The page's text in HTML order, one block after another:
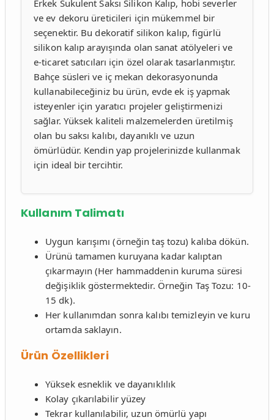
Erkek Sukulent Saksı Silikon Kalıp, hobi severler
ve ev dekoru üreticileri için mükemmel bir
seçenektir. Bu dekoratif silikon kalıp, figürlü
silikon kalıp arayışında olan sanat atölyeleri ve
e-ticaret satıcıları için özel olarak tasarlanmıştır.
Bahçe süsleri ve iç mekan dekorasyonunda
kullanabileceğiniz bu ürün, evde ek iş yapmak
isteyenler için yaratıcı projeler geliştirmenizi
sağlar. Yüksek kaliteli malzemelerden üretilmiş
olan bu saksı kalıbı, dayanıklı ve uzun
ömürlüdür. Kendin yap projelerinizde kullanmak
için ideal bir tercihtir.
Kullanım Talimatı
Uygun karışımı (örneğin taş tozu) kalıba dökün.
Ürünü tamamen kuruyana kadar kalıptan
çıkarmayın (Her hammaddenin kuruma süresi
değişiklik göstermektedir. Örneğin Taş Tozu: 10-
15 dk).
Her kullanımdan sonra kalıbı temizleyin ve kuru
ortamda saklayın.
Ürün Özellikleri
Yüksek esneklik ve dayanıklılık
Kolay çıkarılabilir yüzey
Tekrar kullanılabilir, uzun ömürlü yapı